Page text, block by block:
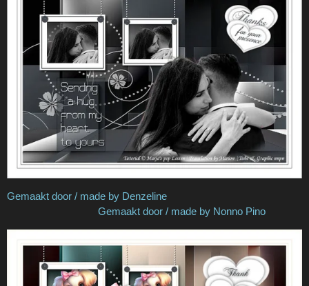
Gemaakt door / made by Denzeline
Gemaakt door / made by Nonno Pino